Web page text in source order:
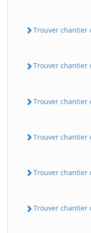
Trouver chantier
Trouver chantier
Trouver chantier
Trouver chantier
Trouver chantier
Trouver chantier